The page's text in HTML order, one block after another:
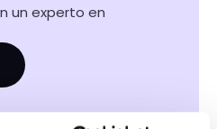
un experto en